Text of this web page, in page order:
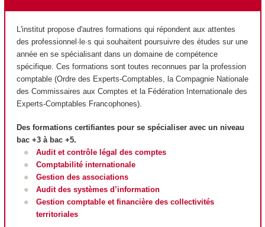
L'institut propose d'autres formations qui répondent aux attentes
des professionnel·le·s qui souhaitent poursuivre des études sur une
année en se spécialisant dans un domaine de compétence
spécifique. Ces formations sont toutes reconnues par la profession
comptable (Ordre des Experts-Comptables, la Compagnie Nationale
des Commissaires aux Comptes et la Fédération Internationale des
Experts-Comptables Francophones).
Des formations certifiantes pour se spécialiser avec un niveau
bac +3 à bac +5.
Audit et contrôle légal des comptes
Comptabilité internationale
Gestion des associations
Audit des systèmes d’information
Gestion comptable et financière des collectivités
territoriales